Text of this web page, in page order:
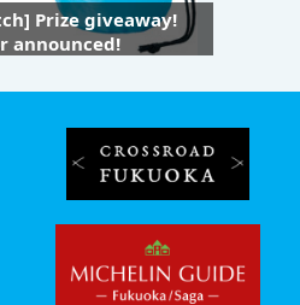
Prize giveaway!
announced!